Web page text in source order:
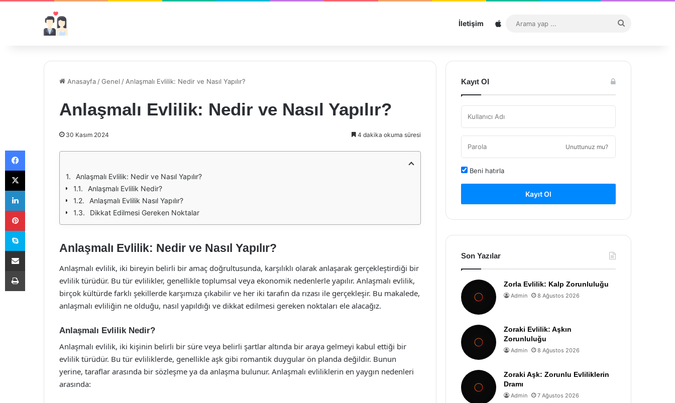
İletişim Sitemap
...
Anasayfa /Genel / Anlaşmalı Evlilik: Nedir ve Nasıl Yapılır?
Anlaşmalı Evlilik: Nedir ve Nasıl Yapılır?
30 Kasım 2024 4 dakika okuma süresi
Anlaşmalı Evlilik: Nedir ve Nasıl Yapılır?
Anlaşmalı Evlilik Nedir?
Anlaşmalı Evlilik Nasıl Yapılır?
Dikkat Edilmesi Gereken Noktalar
Anlaşmalı Evlilik: Nedir ve Nasıl Yapılır?
Anlaşmalı evlilik, iki bireyin belirli bir amaç doğrultusunda, karşılıklı olarak anlaşarak gerçekleştirdiği bir
evlilik türüdür. Bu tür evlilikler, genellikle toplumsal veya ekonomik nedenlerle yapılır. Anlaşmalı evlilik,
birçok kültürde farklı şekillerde karşımıza çıkabilir ve her iki tarafın da rızası ile gerçekleşir. Bu makalede,
anlaşmalı evliliğin ne olduğu, nasıl yapıldığı ve dikkat edilmesi gereken noktaları ele alacağız.
Anlaşmalı Evlilik Nedir?
Anlaşmalı evlilik, iki kişinin belirli bir süre veya belirli şartlar altında bir araya gelmeyi kabul ettiği bir
evlilik türüdür. Bu tür evliliklerde, genellikle aşk gibi romantik duygular ön planda değildir. Bunun
yerine, taraflar arasında bir sözleşme ya da anlaşma bulunur. Anlaşmalı evliliklerin en yaygın nedenleri
arasında:
Kayıt Ol
Unuttunuz mu?
Beni hatırla
Kayıt Ol
Son Yazılar
Zorla Evlilik: Kalp Zorunluluğu
Admin 8 Ağustos 2026
Zoraki Evlilik: Aşkın
Zorunluluğu
Admin 8 Ağustos 2026
Zoraki Aşk: Zorunlu Evliliklerin
Dramı
Admin 7 Ağustos 2026
Facebook
X
LinkedIn
Pinterest
Skype
E-Posta ile paylaş